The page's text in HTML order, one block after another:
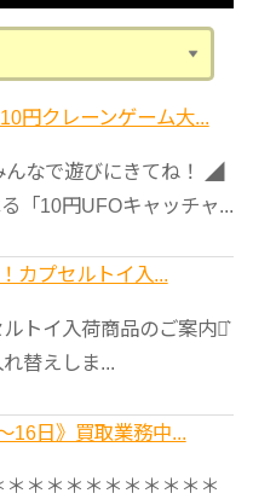
円クレーンゲーム大...
なで遊びにきてね！ ◢
「10円UFOキャッチャ...
カプセルトイ入...
トイ入荷商品のご案内⋆͛
替えしま...
16日》買取業務中...
＊＊＊＊＊＊＊＊＊＊